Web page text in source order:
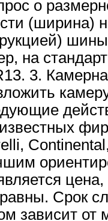
о
на
3.
равны. Срок
зависит